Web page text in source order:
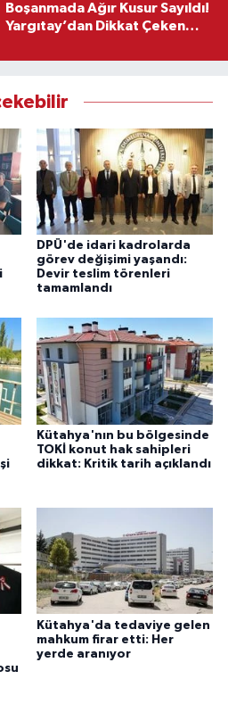
Boşanmada Ağır Kusur Sayıldı!
Yargıtay’dan Dikkat Çeken
DPÜ'de idari kadrolarda
görev değişimi yaşandı:
Devir teslim törenleri
tamamlandı
Kütahya'nın bu bölgesinde
TOKİ konut hak sahipleri
dikkat: Kritik tarih açıklandı
Kütahya'da tedaviye gelen
mahkum firar etti: Her
yerde aranıyor